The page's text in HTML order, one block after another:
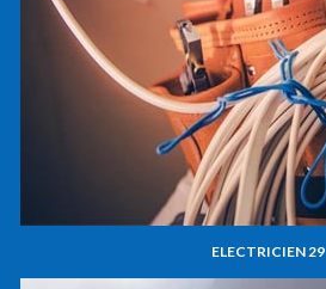
ELECTRICIEN 29